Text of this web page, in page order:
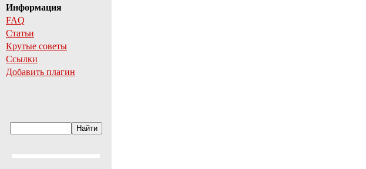
Информация
FAQ
Статьи
Крутые советы
Ссылки
Добавить плагин